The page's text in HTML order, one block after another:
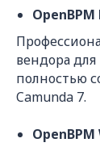
OpenBPM
вендора
полностью
Camunda 7.